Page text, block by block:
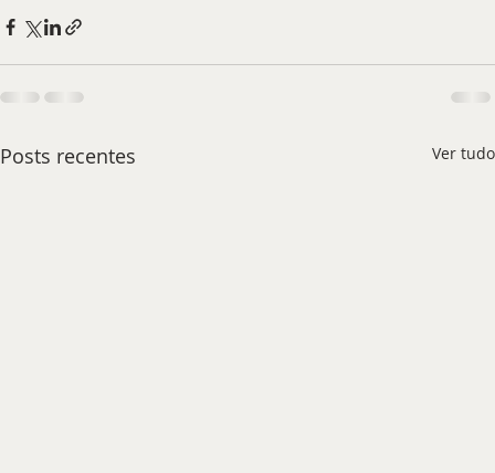
Posts recentes Ver tudo